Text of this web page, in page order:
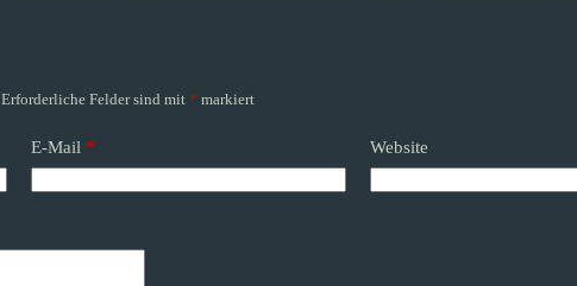
Erforderliche Felder sind mit * markiert
E-Mail * Website